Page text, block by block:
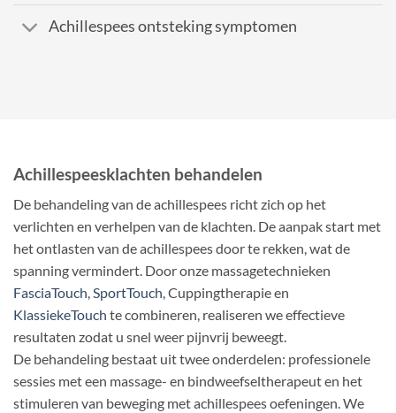
Achillespees ontsteking symptomen
Achillespeesklachten behandelen
De behandeling van de achillespees richt zich op het
verlichten en verhelpen van de klachten. De aanpak start met
het ontlasten van de achillespees door te rekken, wat de
spanning vermindert. Door onze massagetechnieken
FasciaTouch,SportTouch, Cuppingtherapie en
KlassiekeTouch te combineren, realiseren we effectieve
resultaten zodat u snel weer pijnvrij beweegt.
De behandeling bestaat uit twee onderdelen: professionele
sessies met een massage- en bindweefseltherapeut en het
stimuleren van beweging met achillespees oefeningen. We